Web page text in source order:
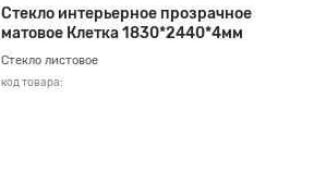
Стекло интерьерное прозрачное
матовое Клетка 1830*2440*4мм
Стекло листовое
код товара: